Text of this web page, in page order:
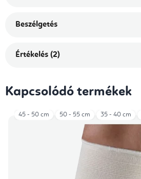
Beszélgetés
Értékelés (2)
Kapcsolódó termékek
45 - 50 cm 50 - 55 cm 35 - 40 cm